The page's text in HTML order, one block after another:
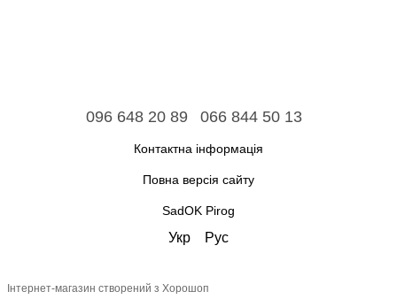
096 648 20 89 066 844 50 13
Контактна інформація
Повна версія сайту
SadOK Pirog
Укр Рус
Інтернет-магазин створений з Хорошоп